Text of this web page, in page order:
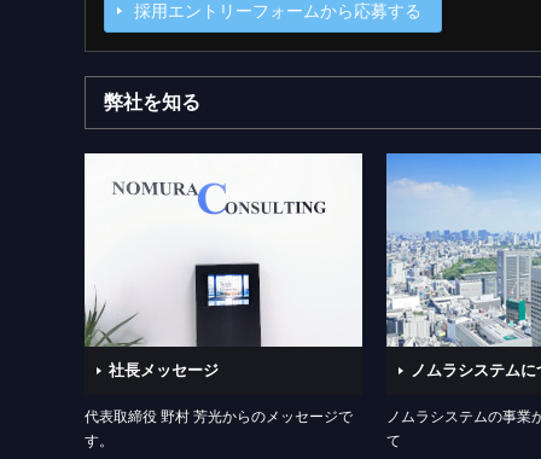
採用エントリーフォームから応募する
弊社を知る
社長メッセージ
代表取締役 野村 芳光からのメッセージで
す。
ノムラシステムに
ノムラシステムの事業
て